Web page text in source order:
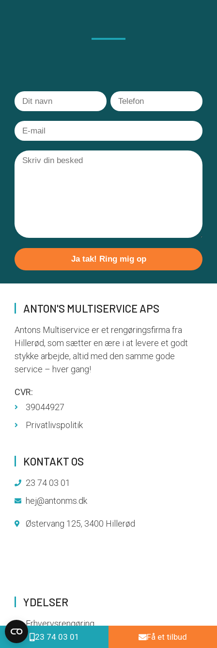
23 74 03 01 Få et tilbud
leave
field
empty.
ANTON'S MULTISERVICE APS
Antons Multiservice er et rengøringsfirma fra
Hillerød, som sætter en ære i at levere et godt
stykke arbejde, altid med den samme gode
service – hver gang!
CVR:
39044927
Privatlivspolitik
KONTAKT OS
23 74 03 01
hej@antonms.dk
Østervang 125, 3400 Hillerød
YDELSER
Erhvervsrengøring
Haveservice